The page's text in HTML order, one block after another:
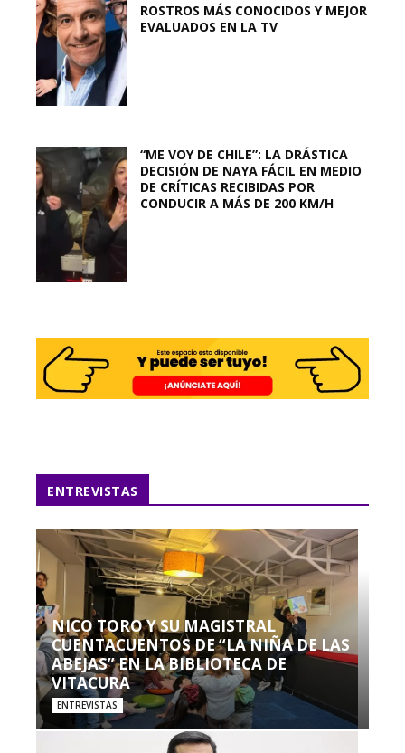
ROSTROS MÁS CONOCIDOS Y MEJOR
EVALUADOS EN LA TV
“ME VOY DE CHILE”: LA DRÁSTICA
DECISIÓN DE NAYA FÁCIL EN MEDIO
DE CRÍTICAS RECIBIDAS POR
CONDUCIR A MÁS DE 200 KM/H
ENTREVISTAS
NICO TORO Y SU MAGISTRAL
CUENTACUENTOS DE “LA NIÑA DE LAS
ABEJAS” EN LA BIBLIOTECA DE
VITACURA
ENTREVISTAS